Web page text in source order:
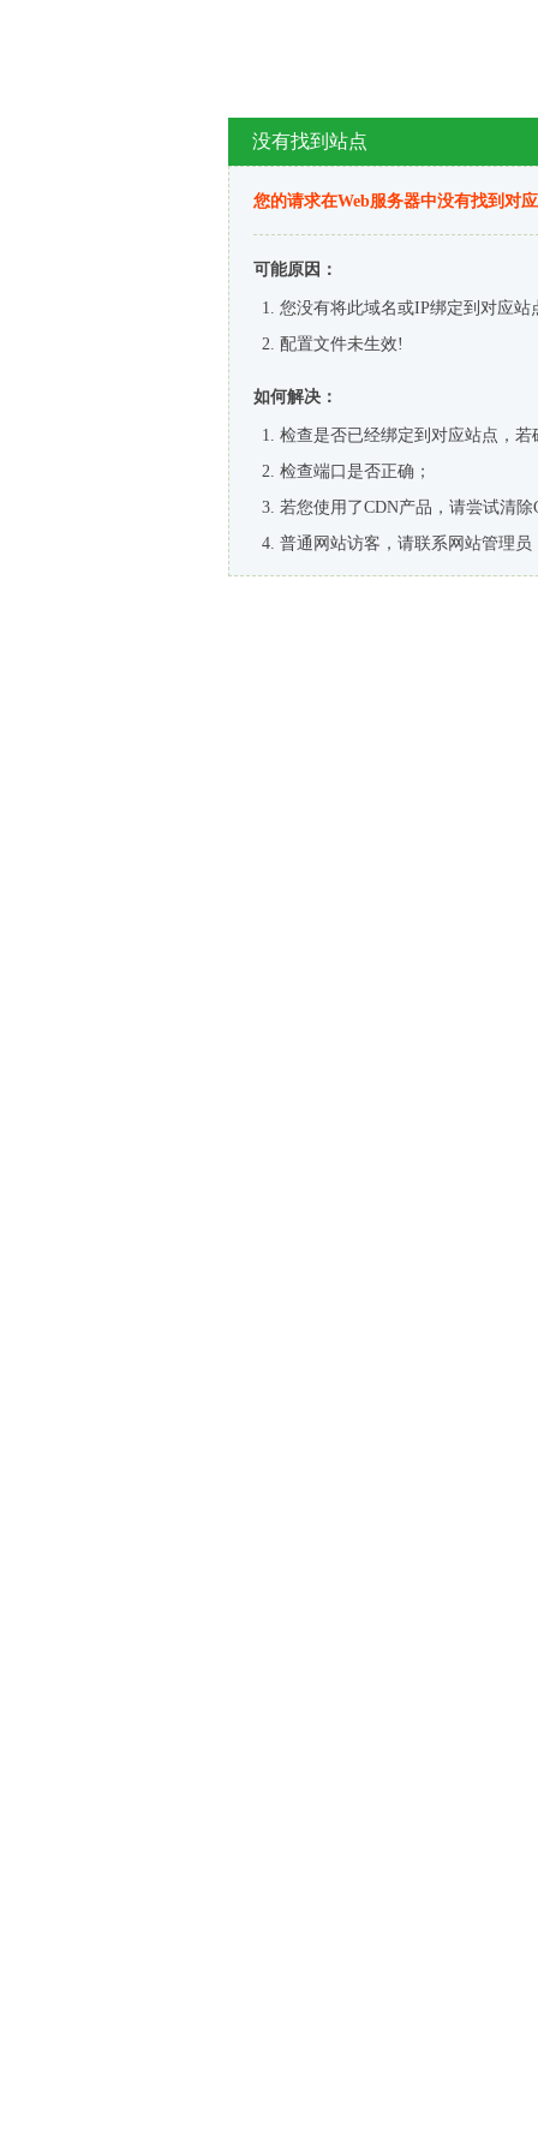
没有找到站点
您的请求在Web服务器中没有找到对
可能原因：
您没有将此域名或IP绑定到对应站
配置文件未生效!
如何解决：
检查是否已经绑定到对应站点，
检查端口是否正确；
若您使用了CDN产品，请尝试清除
普通网站访客，请联系网站管理员